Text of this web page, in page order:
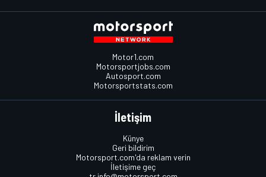
Motor1.com
Motorsportjobs.com
Autosport.com
Motorsportstats.com
İletişim
Künye
Geri bildirim
Motorsport.com'da reklam verin
İletişime geç